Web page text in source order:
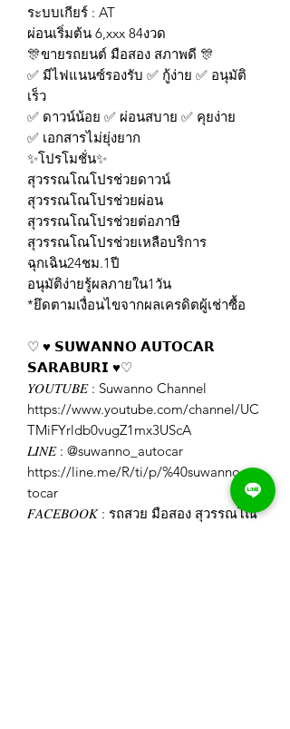
ระบบเกียร์ : AT
ผ่อนเริ่มต้น 6,xxx 84งวด
🎊ขายรถยนต์ มือสอง สภาพดี 🎊
✅ มีไฟแนนซ์รองรับ ✅ กู้ง่าย ✅ อนุมัติ
เร็ว
✅ ดาวน์น้อย ✅ ผ่อนสบาย ✅ คุยง่าย
✅ เอกสารไม่ยุ่งยาก
✨โปรโมชั่น✨
สุวรรณโณโปรช่วยดาวน์
สุวรรณโณโปรช่วยผ่อน
สุวรรณโณโปรช่วยต่อภาษี
สุวรรณโณโปรช่วยเหลือบริการ
ฉุกเฉิน24ชม.1ปี
อนุมัติง่ายรู้ผลภายใน1วัน
*ยึดตามเงื่อนไขจากผลเครดิตผู้เช่าซื้อ
♡ ♥️ 𝗦𝗨𝗪𝗔𝗡𝗡𝗢 𝗔𝗨𝗧𝗢𝗖𝗔𝗥
𝗦𝗔𝗥𝗔𝗕𝗨𝗥𝗜 ♥️♡
𝑌𝑂𝑈𝑇𝑈𝐵𝐸 : Suwanno Channel
https://www.youtube.com/channel/UC
TMiFYrldb0vugZ1mx3UScA
𝐿𝐼𝑁𝐸 : @suwanno_autocar
https://line.me/R/ti/p/%40suwanno_au
tocar
𝐹𝐴𝐶𝐸𝐵𝑂𝑂𝐾 : รถสวย มือสอง สุวรรณโณ